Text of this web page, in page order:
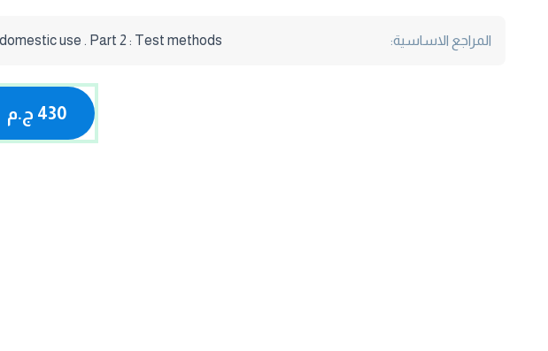
المراجع الاساسية: use . Part 2 : Test methods.
430 ج.م